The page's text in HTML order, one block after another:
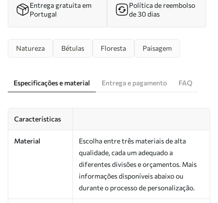
Entrega gratuita em
Portugal
Política de reembolso
de 30 dias
Natureza Bétulas Floresta Paisagem
Especificações e material Entrega e pagamento FAQ
Características
Material
Escolha entre três materiais de alta
qualidade, cada um adequado a
diferentes divisões e orçamentos. Mais
informações disponíveis abaixo ou
durante o processo de personalização.